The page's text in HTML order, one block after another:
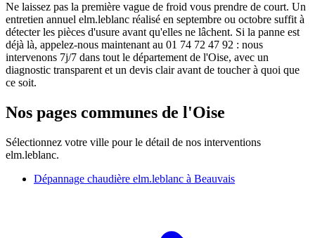
Ne laissez pas la première vague de froid vous prendre de court. Un
entretien annuel elm.leblanc réalisé en septembre ou octobre suffit à
détecter les pièces d'usure avant qu'elles ne lâchent. Si la panne est
déjà là, appelez-nous maintenant au 01 74 72 47 92 : nous
intervenons 7j/7 dans tout le département de l'Oise, avec un
diagnostic transparent et un devis clair avant de toucher à quoi que
ce soit.
Nos pages communes de l'Oise
Sélectionnez votre ville pour le détail de nos interventions
elm.leblanc.
Dépannage chaudière elm.leblanc à Beauvais